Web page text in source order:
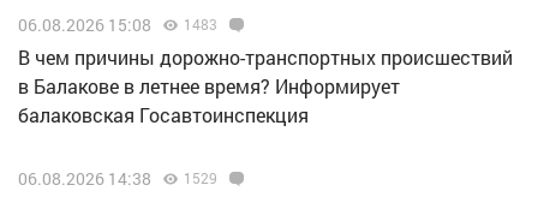
06.08.2026 15:08 1483
В чем причины дорожно-транспортных происшествий
в Балакове в летнее время? Информирует
балаковская Госавтоинспекция
06.08.2026 14:38 1529